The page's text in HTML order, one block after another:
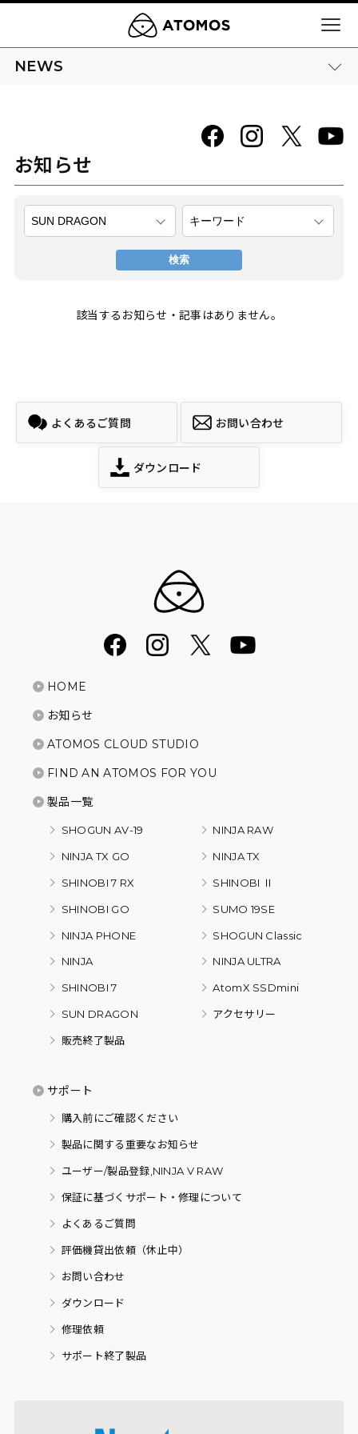
NEWS
お知らせ
該当するお知らせ・記事はありません。
よくあるご質問 お問い合わせ
ダウンロード
HOME
お知らせ
ATOMOS CLOUD STUDIO
FIND AN ATOMOS FOR YOU
製品一覧
SHOGUN AV-19 NINJA RAW
NINJA TX GO NINJA TX
SHINOBI 7 RX SHINOBI Ⅱ
SHINOBI GO SUMO 19SE
NINJA PHONE SHOGUN Classic
NINJA NINJA ULTRA
SHINOBI 7 AtomX SSDmini
SUN DRAGON アクセサリー
販売終了製品
サポート
購入前にご確認ください
製品に関する重要なお知らせ
ユーザー/製品登録,NINJA V RAW
保証に基づくサポート・修理について
よくあるご質問
評価機貸出依頼（休止中）
お問い合わせ
ダウンロード
修理依頼
サポート終了製品